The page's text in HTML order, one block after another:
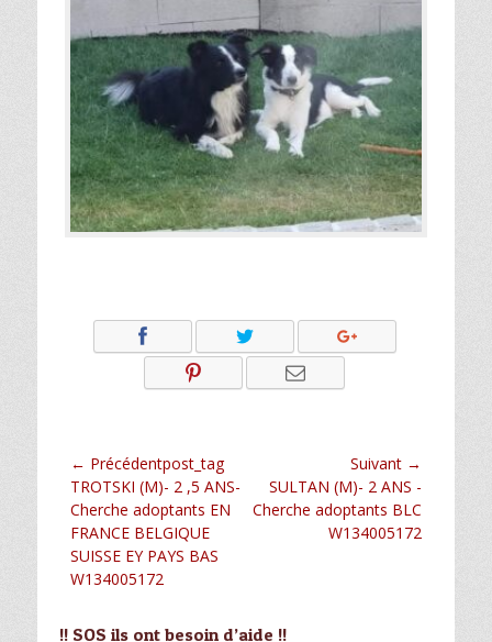
Navigation
de
l’article
← Précédentpost_tag
Article
précédent :
TROTSKI (M)- 2 ,5 ANS-
Cherche adoptants EN
FRANCE BELGIQUE
SUISSE EY PAYS BAS
W134005172
Suivant →
Article
suivant :
SULTAN (M)- 2 ANS -
Cherche adoptants BLC
W134005172
!! SOS ils ont besoin d’aide !!